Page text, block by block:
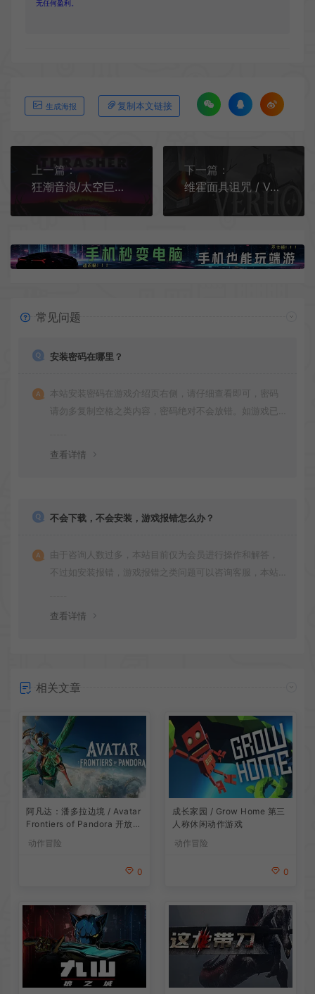
无任何盈利。
生成海报 复制本文链接
上一篇：
狂潮音浪/太空巨鳗 / THRASHER 视听连击动作竞速游戏
下一篇：
维霍面具诅咒 / Verho Curse of Faces 复古暗黑动作RPG游戏
常见问题
安装密码在哪里？
本站安装密码在游戏介绍页右侧，请仔细查看即可，密码
请勿多复制空格之类内容，密码绝对不会放错。如游戏已
查看详情
不会下载，不会安装，游戏报错怎么办？
由于咨询人数过多，本站目前仅为会员进行操作和解答，
不过如安装报错，游戏报错之类问题可以咨询客服，本站
查看详情
相关文章
阿凡达：潘多拉边境 / Avatar
Frontiers of Pandora 开放世
动作冒险
0
成长家园 / Grow Home 第三
人称休闲动作游戏
动作冒险
0